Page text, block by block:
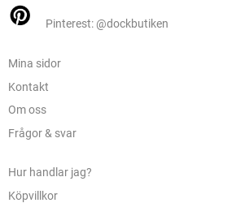
Pinterest: @dockbutiken
Mina sidor
Kontakt
Om oss
Frågor & svar
Hur handlar jag?
Köpvillkor